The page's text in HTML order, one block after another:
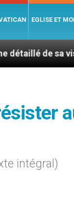
EGLISE ET
visite en
intégral)